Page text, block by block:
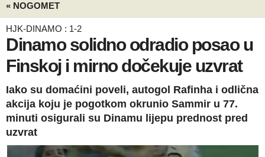
« NOGOMET
HJK-DINAMO : 1-2
Dinamo solidno odradio posao u
Finskoj i mirno dočekuje uzvrat
Iako su domaćini poveli, autogol Rafinha i odlična
akcija koju je pogotkom okrunio Sammir u 77.
minuti osigurali su Dinamu lijepu prednost pred
uzvrat